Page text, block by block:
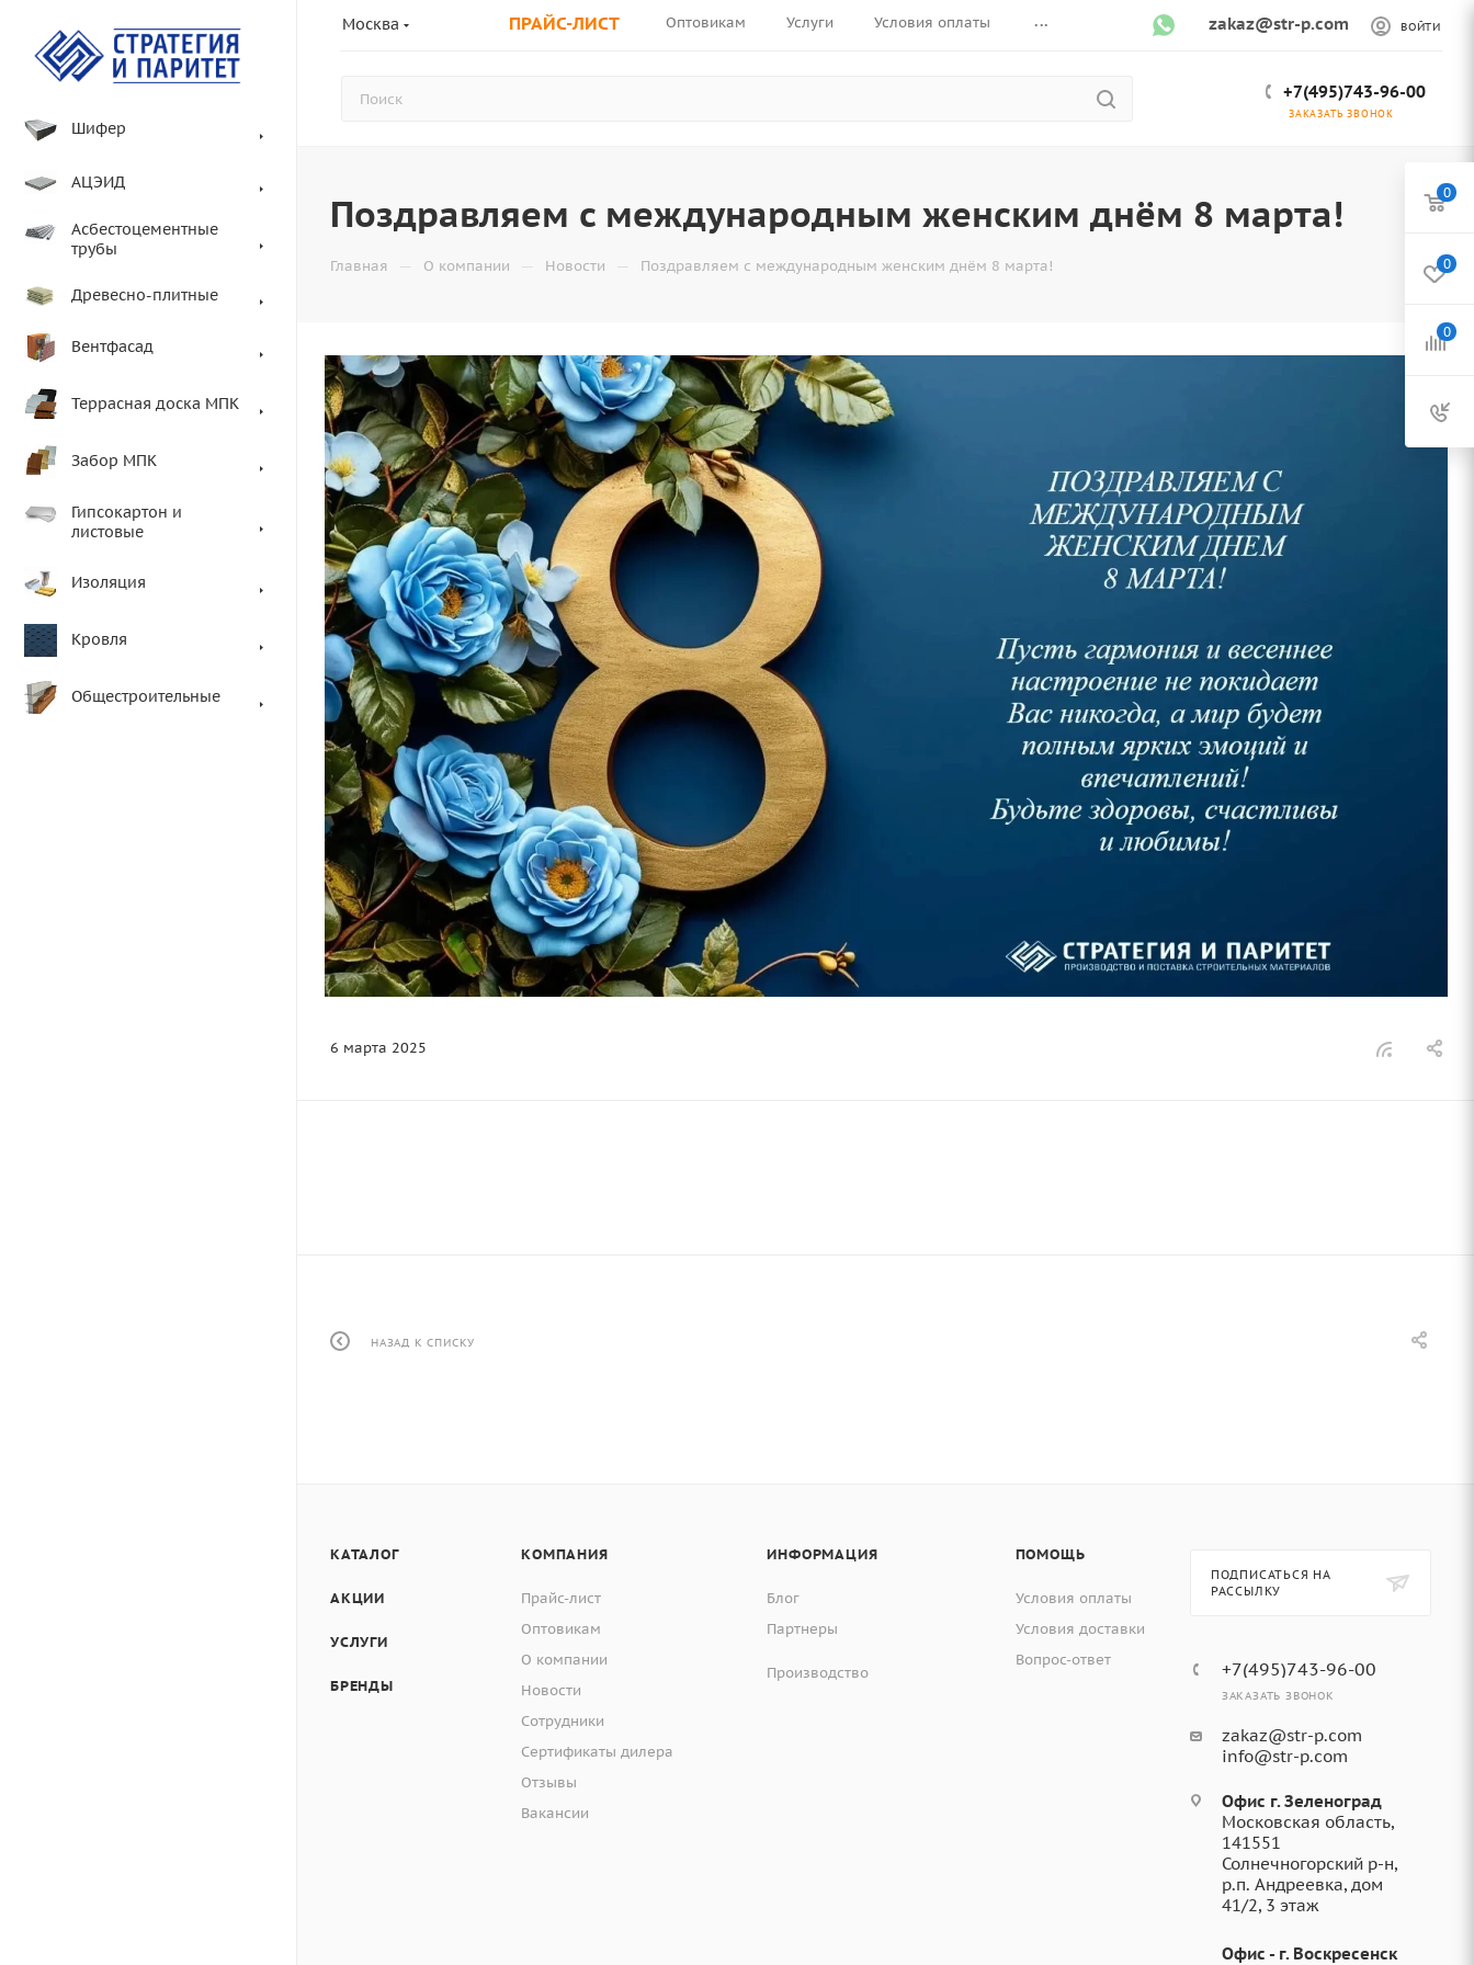
Москва ПРАЙС-ЛИСТ Оптовикам Услуги Условия оплаты ... zakaz@str-p.com ВОЙТИ
+7(495)743-96-00
ЗАКАЗАТЬ ЗВОНОК
Шифер
АЦЭИД
Асбестоцементные
трубы
Древесно-плитные
Вентфасад
Террасная доска МПК
Забор МПК
Гипсокартон и
листовые
Изоляция
Кровля
Общестроительные
Поздравляем с международным женским днём 8 марта!
Главная — О компании — Новости — Поздравляем с международным женским днём 8 марта!
6 марта 2025
НАЗАД К СПИСКУ
КАТАЛОГ
АКЦИИ
УСЛУГИ
БРЕНДЫ
КОМПАНИЯ
Прайс-лист
Оптовикам
О компании
Новости
Сотрудники
Сертификаты дилера
Отзывы
Вакансии
ИНФОРМАЦИЯ
Блог
Партнеры
Производство
ПОМОЩЬ
Условия оплаты
Условия доставки
Вопрос-ответ
ПОДПИСАТЬСЯ НА
РАССЫЛКУ
+7(495)743-96-00
ЗАКАЗАТЬ ЗВОНОК
zakaz@str-p.com
info@str-p.com
Офис г. Зеленоград
Московская область,
141551
Солнечногорский р-н,
р.п. Андреевка, дом
41/2, 3 этаж
Офис - г. Воскресенск
0
0
0